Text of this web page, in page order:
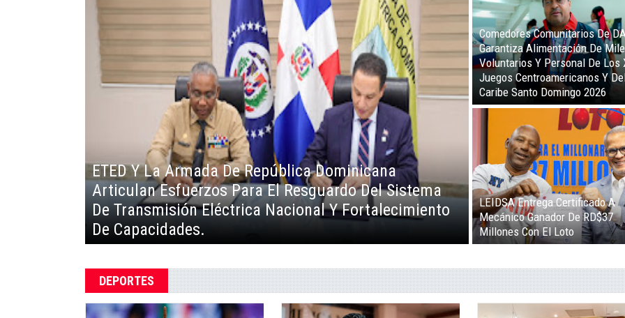
Diseñadora Dominicana Esther Willmot Participará En
“Fashion Week 2023” De Colombia
Gobierno Anuncia Pago De
RD$106 Millones A
Tarjetas Supérate
Inversionistas Y Turoperadores
Chinos Visitan RD Para
Turísticos
DEPORTES